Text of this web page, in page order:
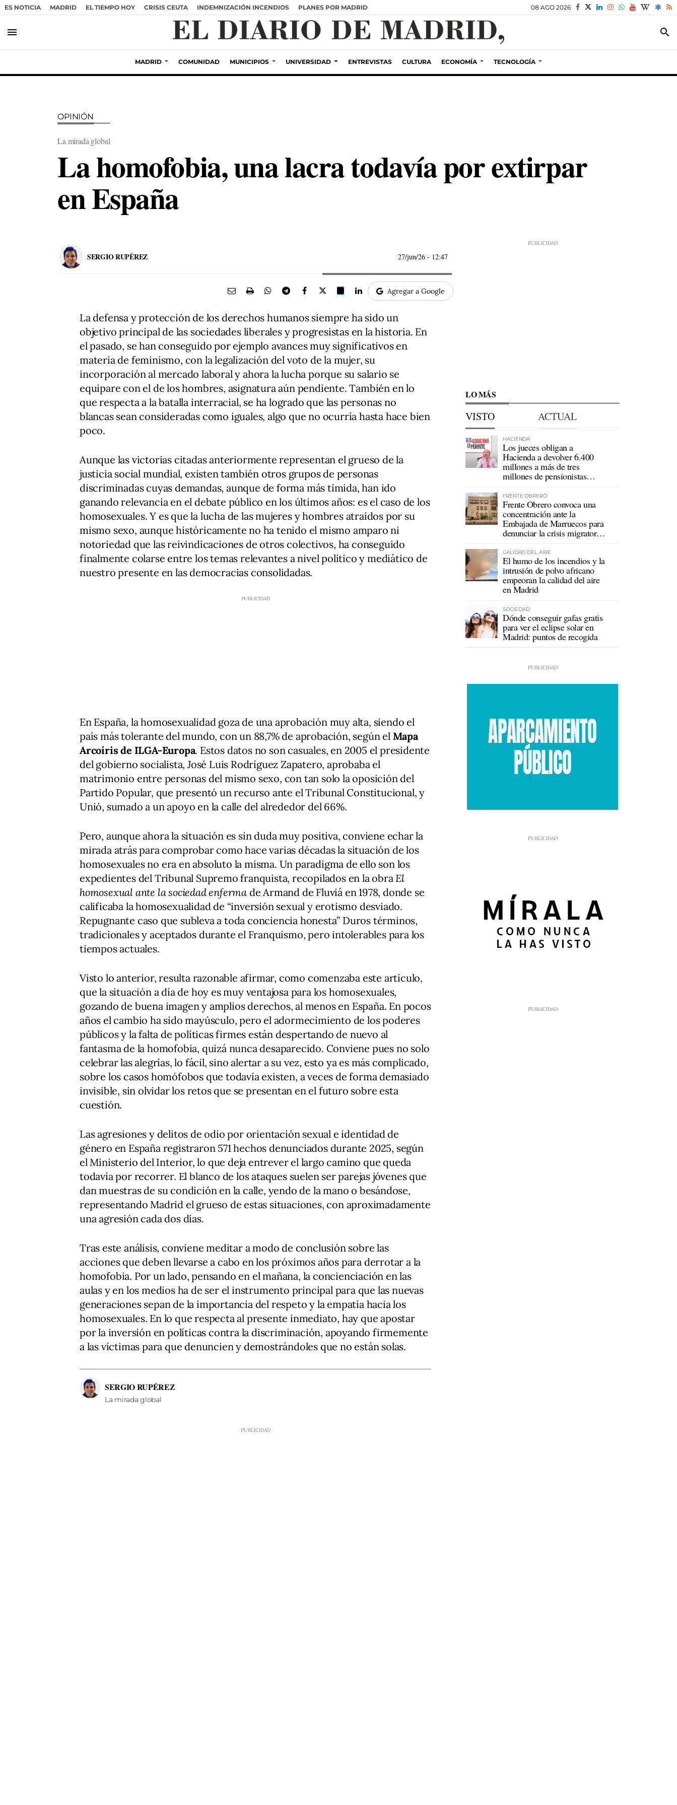
ES NOTICIA MADRID EL TIEMPO HOY CRISIS CEUTA INDEMNIZACIÓN INCENDIOS PLANES POR MADRID 08 AGO 2026
menu search
MADRID COMUNIDAD MUNICIPIOS UNIVERSIDAD ENTREVISTAS CULTURA ECONOMÍA TECNOLOGÍA
OPINIÓN
La mirada global
La homofobia, una lacra todavía por extirpar
en España
SERGIO RUPÉREZ 27/jun/26 - 12:47
Agregar a Google
La defensa y protección de los derechos humanos siempre ha sido un
objetivo principal de las sociedades liberales y progresistas en la historia. En
el pasado, se han conseguido por ejemplo avances muy significativos en
materia de feminismo, con la legalización del voto de la mujer, su
incorporación al mercado laboral y ahora la lucha porque su salario se
equipare con el de los hombres, asignatura aún pendiente. También en lo
que respecta a la batalla interracial, se ha logrado que las personas no
blancas sean consideradas como iguales, algo que no ocurría hasta hace bien
poco.
Aunque las victorias citadas anteriormente representan el grueso de la
justicia social mundial, existen también otros grupos de personas
discriminadas cuyas demandas, aunque de forma más tímida, han ido
ganando relevancia en el debate público en los últimos años: es el caso de los
homosexuales. Y es que la lucha de las mujeres y hombres atraídos por su
mismo sexo, aunque históricamente no ha tenido el mismo amparo ni
notoriedad que las reivindicaciones de otros colectivos, ha conseguido
finalmente colarse entre los temas relevantes a nivel político y mediático de
nuestro presente en las democracias consolidadas.
En España, la homosexualidad goza de una aprobación muy alta, siendo el
país más tolerante del mundo, con un 88,7% de aprobación, según el Mapa
Arcoíris de ILGA-Europa. Estos datos no son casuales, en 2005 el presidente
del gobierno socialista, José Luis Rodríguez Zapatero, aprobaba el
matrimonio entre personas del mismo sexo, con tan solo la oposición del
Partido Popular, que presentó un recurso ante el Tribunal Constitucional, y
Unió, sumado a un apoyo en la calle del alrededor del 66%.
Pero, aunque ahora la situación es sin duda muy positiva, conviene echar la
mirada atrás para comprobar como hace varias décadas la situación de los
homosexuales no era en absoluto la misma. Un paradigma de ello son los
expedientes del Tribunal Supremo franquista, recopilados en la obraEl
homosexual ante la sociedad enferma de Armand de Fluviá en 1978, donde se
calificaba la homosexualidad de “inversión sexual y erotismo desviado.
Repugnante caso que subleva a toda conciencia honesta” Duros términos,
tradicionales y aceptados durante el Franquismo, pero intolerables para los
tiempos actuales.
Visto lo anterior, resulta razonable afirmar, como comenzaba este artículo,
que la situación a día de hoy es muy ventajosa para los homosexuales,
gozando de buena imagen y amplios derechos, al menos en España. En pocos
años el cambio ha sido mayúsculo, pero el adormecimiento de los poderes
públicos y la falta de políticas firmes están despertando de nuevo al
fantasma de la homofobia, quizá nunca desaparecido. Conviene pues no solo
celebrar las alegrías, lo fácil, sino alertar a su vez, esto ya es más complicado,
sobre los casos homófobos que todavía existen, a veces de forma demasiado
invisible, sin olvidar los retos que se presentan en el futuro sobre esta
cuestión.
Las agresiones y delitos de odio por orientación sexual e identidad de
género en España registraron 571 hechos denunciados durante 2025, según
el Ministerio del Interior, lo que deja entrever el largo camino que queda
todavía por recorrer. El blanco de los ataques suelen ser parejas jóvenes que
dan muestras de su condición en la calle, yendo de la mano o besándose,
representando Madrid el grueso de estas situaciones, con aproximadamente
una agresión cada dos días.
Tras este análisis, conviene meditar a modo de conclusión sobre las
acciones que deben llevarse a cabo en los próximos años para derrotar a la
homofobia. Por un lado, pensando en el mañana, la concienciación en las
aulas y en los medios ha de ser el instrumento principal para que las nuevas
generaciones sepan de la importancia del respeto y la empatía hacia los
homosexuales. En lo que respecta al presente inmediato, hay que apostar
por la inversión en políticas contra la discriminación, apoyando firmemente
a las víctimas para que denuncien y demostrándoles que no están solas.
SERGIO RUPÉREZ
La mirada global
LO MÁS
VISTO ACTUAL
HACIENDA
Los jueces obligan a
Hacienda a devolver 6.400
millones a más de tres
millones de pensionistas
FRENTE OBRERO
Frente Obrero convoca una
concentración ante la
Embajada de Marruecos para
denunciar la crisis migratoria
CALIDAD DEL AIRE
El humo de los incendios y la
intrusión de polvo africano
empeoran la calidad del aire
en Madrid
SOCIEDAD
Dónde conseguir gafas gratis
para ver el eclipse solar en
Madrid: puntos de recogida